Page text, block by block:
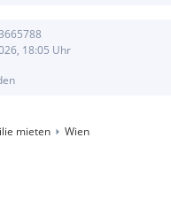
18:05 Uhr
mieten
Wien